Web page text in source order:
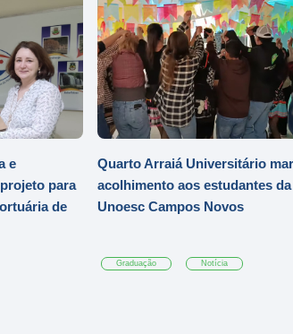
e
para
de
Quarto Arraiá Universitário
acolhimento aos estudantes da
Unoesc Campos Novos
Graduação Notícia